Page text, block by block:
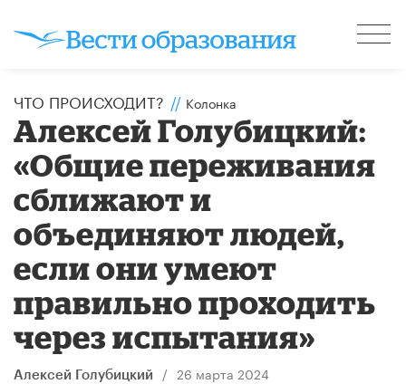
ЧТО ПРОИСХОДИТ? // Колонка
Алексей Голубицкий:
«Общие переживания
сближают и
объединяют людей,
если они умеют
правильно проходить
через испытания»
Алексей Голубицкий / 26 марта 2024